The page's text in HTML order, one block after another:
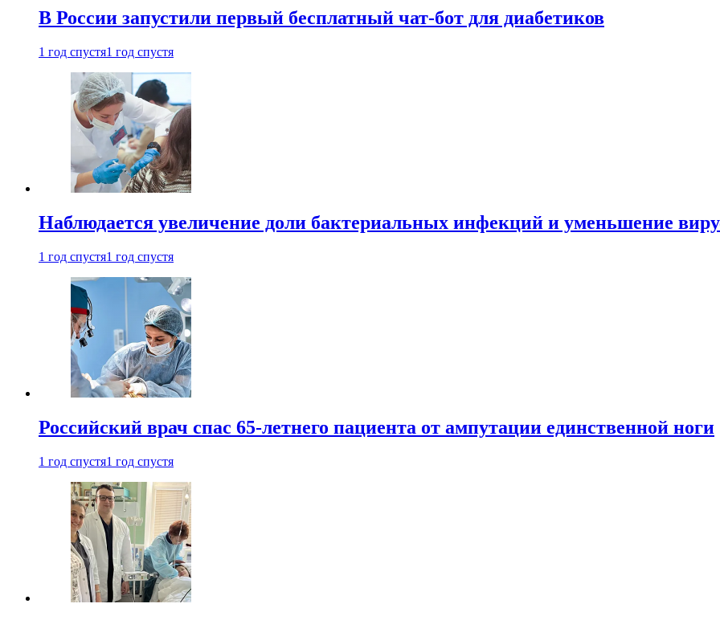
В России запустили первый бесплатный чат-бот для диабетиков
1 год спустя1 год спустя
Наблюдается увеличение доли бактериальных инфекций и уменьшение
1 год спустя1 год спустя
Российский врач спас 65-летнего пациента от ампутации единственной ноги
1 год спустя1 год спустя